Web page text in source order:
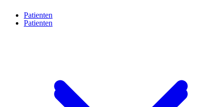
Patienten
Patienten